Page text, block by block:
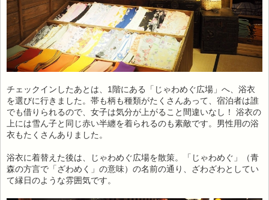
チェックインしたあとは、1階にある「じゃわめぐ広場」へ、浴衣
を選びに行きました。帯も柄も種類がたくさんあって、宿泊者は誰
でも借りられるので、女子は気分が上がること間違いなし！ 浴衣の
上には雪ん子と同じ赤い半纏を着られるのも素敵です。男性用の浴
衣もたくさんありました。
浴衣に着替えた後は、じゃわめぐ広場を散策。「じゃわめぐ」（青
森の方言で「ざわめく」の意味）の名前の通り、ざわざわとしてい
て縁日のような雰囲気です。